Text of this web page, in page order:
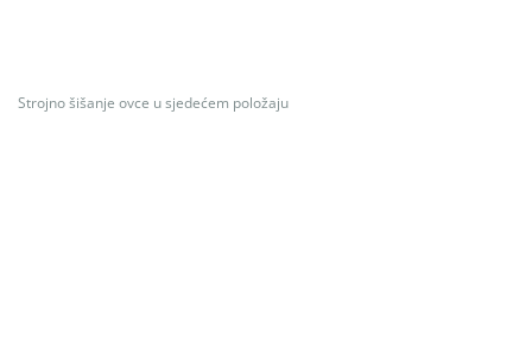
Strojno šišanje ovce u sjedećem položaju